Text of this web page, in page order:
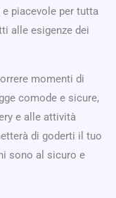
piacevole per tutta
alle esigenze dei
momenti di
comode e sicure,
e alle attività
di goderti il tuo
sono al sicuro e